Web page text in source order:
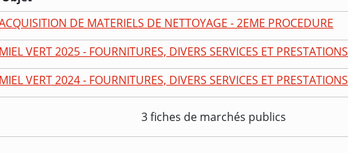
DE MATERIELS DE NETTOYAGE - 2EME PROCEDURE
MIEL VERT 2025 - FOURNITURES, DIVERS SERVICES ET PRESTATIONS
MIEL VERT 2024 - FOURNITURES, DIVERS SERVICES ET PRESTATIONS
3 fiches de marchés publics